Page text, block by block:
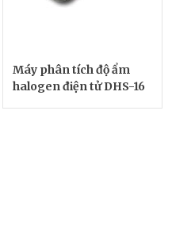
Máy phân tích độ ẩm
halogen điện tử DHS-16